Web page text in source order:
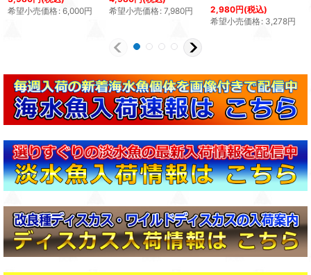
希望小売価格: 6,000円
希望小売価格: 7,980円
2,980円(税込)
希望小売価格: 3,278円